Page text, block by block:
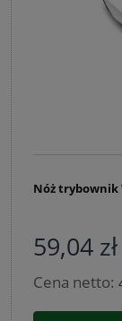
Nóż trybownik
59,04 zł
Cena netto: